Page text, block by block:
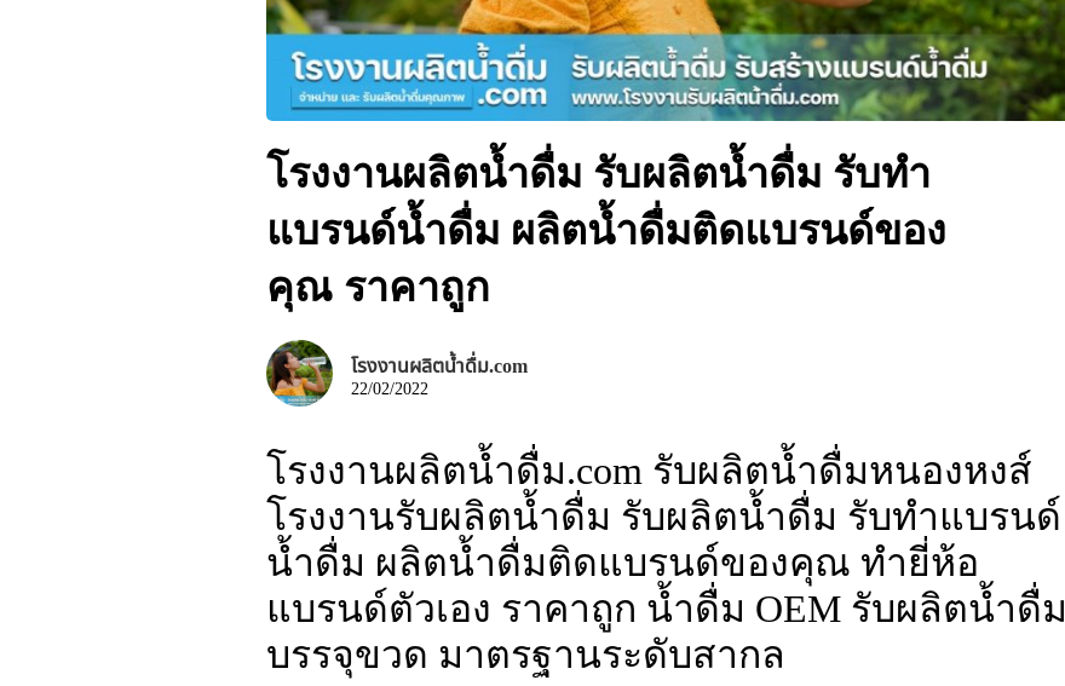
โรงงานผลิตน้ำดื่ม รับผลิตน้ำดื่ม รับทำ
แบรนด์น้ำดื่ม ผลิตน้ำดื่มติดแบรนด์ของ
คุณ ราคาถูก
โรงงานผลิตน้ำดื่ม.com
22/02/2022
โรงงานผลิตน้ำดื่ม.com รับผลิตน้ำดื่มหนองหงส์
โรงงานรับผลิตน้ำดื่ม รับผลิตน้ำดื่ม รับทำแบรนด์
น้ำดื่ม ผลิตน้ำดื่มติดแบรนด์ของคุณ ทำยี่ห้อ
แบรนด์ตัวเอง ราคาถูก น้ำดื่ม OEM รับผลิตน้ำดื่ม
บรรจุขวด มาตรฐานระดับสากล